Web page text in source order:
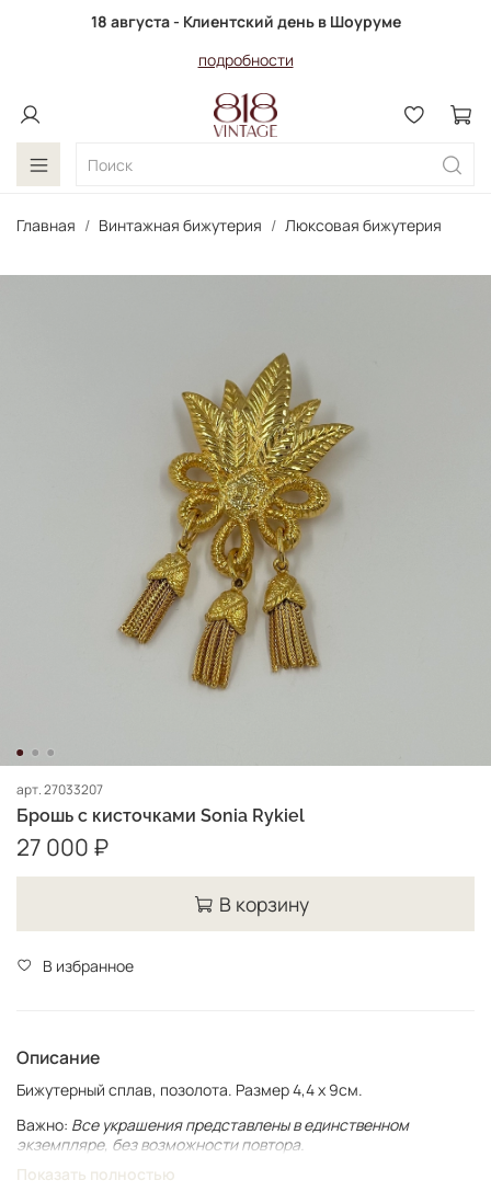
18 августа - Клиентский день в Шоуруме
подробности
Главная Винтажная бижутерия Люксовая бижутерия
арт.27033207
Брошь с кисточками Sonia Rykiel
27 000 ₽
В корзину
В избранное
Описание
Бижутерный сплав, позолота. Размер 4,4 x 9см.
Важно: Все украшения представлены в единственном
экземпляре, без возможности повтора.
Для вашего комфорта у нас нет БРОНИ, украшение
Показать полностью